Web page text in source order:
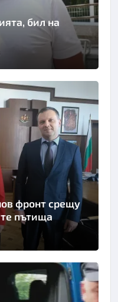
бил на
фронт срещу
пътища